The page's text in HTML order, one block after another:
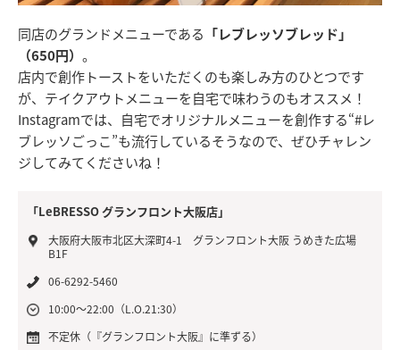
同店のグランドメニューである 「レブレッソブレッド」
（650円） 。
店内で創作トーストをいただくのも楽しみ方のひとつです
が、テイクアウトメニューを自宅で味わうのもオススメ！
Instagramでは、自宅でオリジナルメニューを創作する“#レ
ブレッソごっこ”も流行しているそうなので、ぜひチャレン
ジしてみてくださいね！
「LeBRESSO グランフロント大阪店」
大阪府大阪市北区大深町4-1 グランフロント大阪 うめきた広場
B1F
06-6292-5460
10:00～22:00（L.O.21:30）
不定休（『グランフロント大阪』に準ずる）